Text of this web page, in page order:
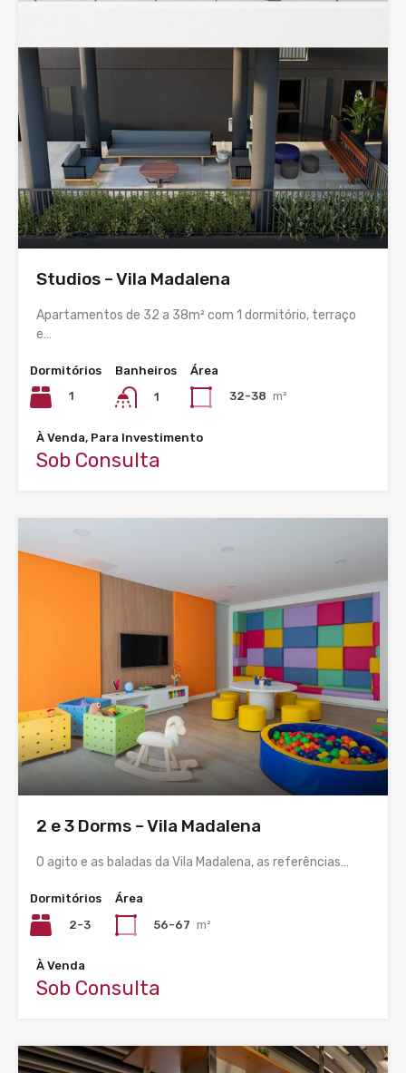
Studios – Vila Madalena
Apartamentos de 32 a 38m² com 1 dormitório, terraço
e…
Dormitórios
1
Banheiros
1
Área
32-38 m²
À Venda, Para Investimento
Sob Consulta
2 e 3 Dorms – Vila Madalena
O agito e as baladas da Vila Madalena, as referências…
Dormitórios
2-3
Área
56-67 m²
À Venda
Sob Consulta